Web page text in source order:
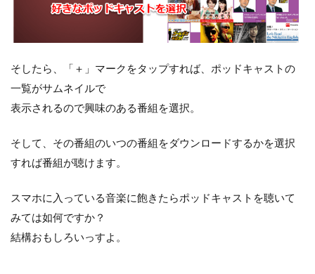
そしたら、「＋」マークをタップすれば、ポッドキャストの
一覧がサムネイルで
表示されるので興味のある番組を選択。
そして、その番組のいつの番組をダウンロードするかを選択
すれば番組が聴けます。
スマホに入っている音楽に飽きたらポッドキャストを聴いて
みては如何ですか？
結構おもしろいっすよ。